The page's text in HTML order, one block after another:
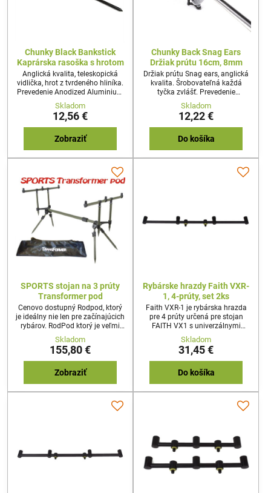
Chunky Black Bankstick
Kaprárska rasoška s hrotom
Anglická kvalita, teleskopická
vidlička, hrot z tvrdeného hliníka.
Prevedenie Anodized Aluminium
nepodlieha korózii ani v slanej
vode, štandardný závit na
elektronické signalizátory záberu.
Teleskopické nastavenie výšky.
Spoľahlivé kaprárske rasošky
Skladom
12,56 €
Zobraziť
Chunky Back Snag Ears
Držiak prútu 16cm, 8mm
Držiak prútu Snag ears, anglická
kvalita. Šrobovateľná každá
tyčka zvlášť. Prevedenie
Anodized Aluminium nepodlieha
korózii ani v slanej vode, pre
všetky elektronické signalizátory
záberu. Už nikdy Vám nevyskočí
prút do strany pri prudkom
Skladom
12,22 €
Do košíka
SPORTS stojan na 3 prúty
Transformer pod
Cenovo dostupný Rodpod, ktorý
je ideálny nie len pre začínajúcich
rybárov. RodPod ktorý je veľmi
stabilný a to aj na tvrdom
povrchu. Jednoduché
nastavovanie výšky, ale aj šírky
vhodný pre tri rybárske prúty.
Dodávaný v praktickom púzdre
Skladom
155,80 €
Zobraziť
Rybárske hrazdy Faith VXR-
1, 4-prúty, set 2ks
Faith VXR-1 je rybárska hrazda
pre 4 prúty určená pre stojan
FAITH VX1 s univerzálnymi
závitmi. Balenie obsahuje 2ks.
Skladom
31,45 €
Do košíka